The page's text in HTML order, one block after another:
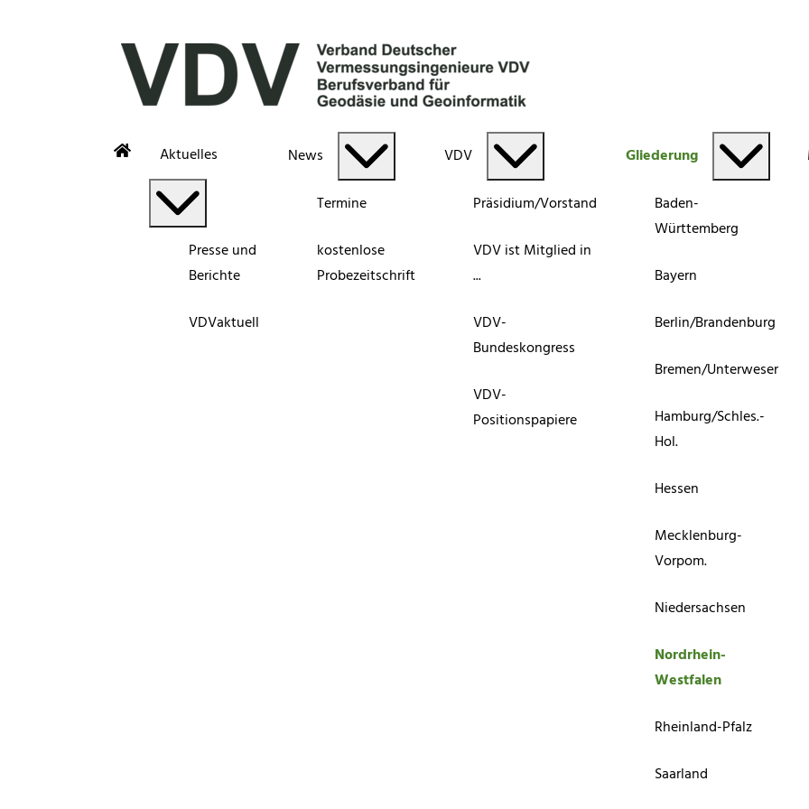
Aktuelles
Presse und
Berichte
VDVaktuell
News
Termine
kostenlose
Probezeitschrift
VDV
Präsidium/Vorstand
VDV ist Mitglied in
...
VDV-
Bundeskongress
VDV-
Positionspapiere
Gliederung
Baden-
Württemberg
Bayern
Berlin/Brandenburg
Bremen/Unterweser
Hamburg/Schles.-
Hol.
Hessen
Mecklenburg-
Vorpom.
Niedersachsen
Nordrhein-
Westfalen
Rheinland-Pfalz
Saarland